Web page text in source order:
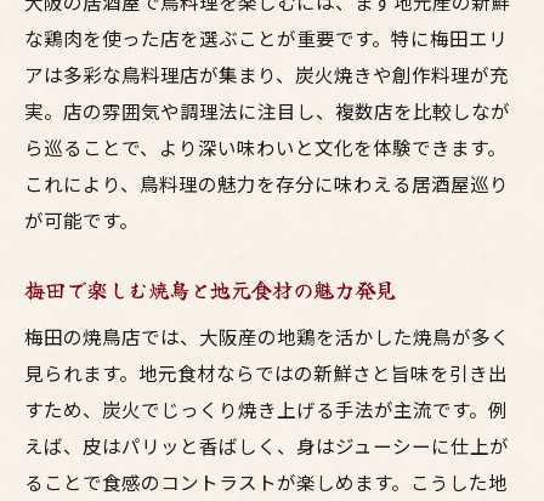
な鶏肉を使った店を選ぶことが重要です。特に梅田エリ
アは多彩な鳥料理店が集まり、炭火焼きや創作料理が充
実。店の雰囲気や調理法に注目し、複数店を比較しなが
ら巡ることで、より深い味わいと文化を体験できます。
これにより、鳥料理の魅力を存分に味わえる居酒屋巡り
が可能です。
梅田で楽しむ焼鳥と地元食材の魅力発見
梅田の焼鳥店では、大阪産の地鶏を活かした焼鳥が多く
見られます。地元食材ならではの新鮮さと旨味を引き出
すため、炭火でじっくり焼き上げる手法が主流です。例
えば、皮はパリッと香ばしく、身はジューシーに仕上が
ることで食感のコントラストが楽しめます。こうした地